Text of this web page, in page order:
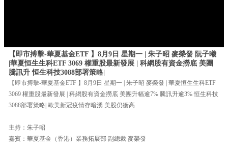
【即市搏擊-華夏基金ETF 】8月9日 星期一 | 朱子昭 麥榮發 阮子曦
|華夏恒生生科ETF 3069 權重股最新發展 | 科網股有資金撈底 美團
騰訊升 恒生科技3088部署策略|
【即市搏擊-華夏基金ETF 】8月9日 星期一 | 朱子昭 麥榮發 | 華夏恒生生科ETF
3069 權重股最新發展 | 科網股有資金撈底 美團升幅逾7% 騰訊升逾3% 恒生科技
3088部署策略| 歐美新冠疫情存暗湧 美股仍衝高
主持：朱子昭
嘉賓：華夏基金（香港）業務拓展部 副總裁 麥榮發